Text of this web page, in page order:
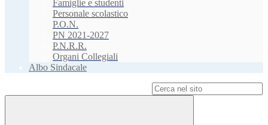
Famiglie e studenti
Personale scolastico
P.O.N.
PN 2021-2027
P.N.R.R.
Organi Collegiali
Albo Sindacale